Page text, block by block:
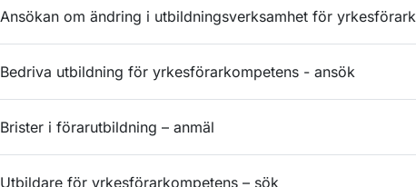
Ansökan om ändring i utbildningsverksamhet för
Bedriva utbildning för yrkesförarkompetens - ansök
Brister i förarutbildning – anmäl
Utbildare för yrkesförarkompetens – sök